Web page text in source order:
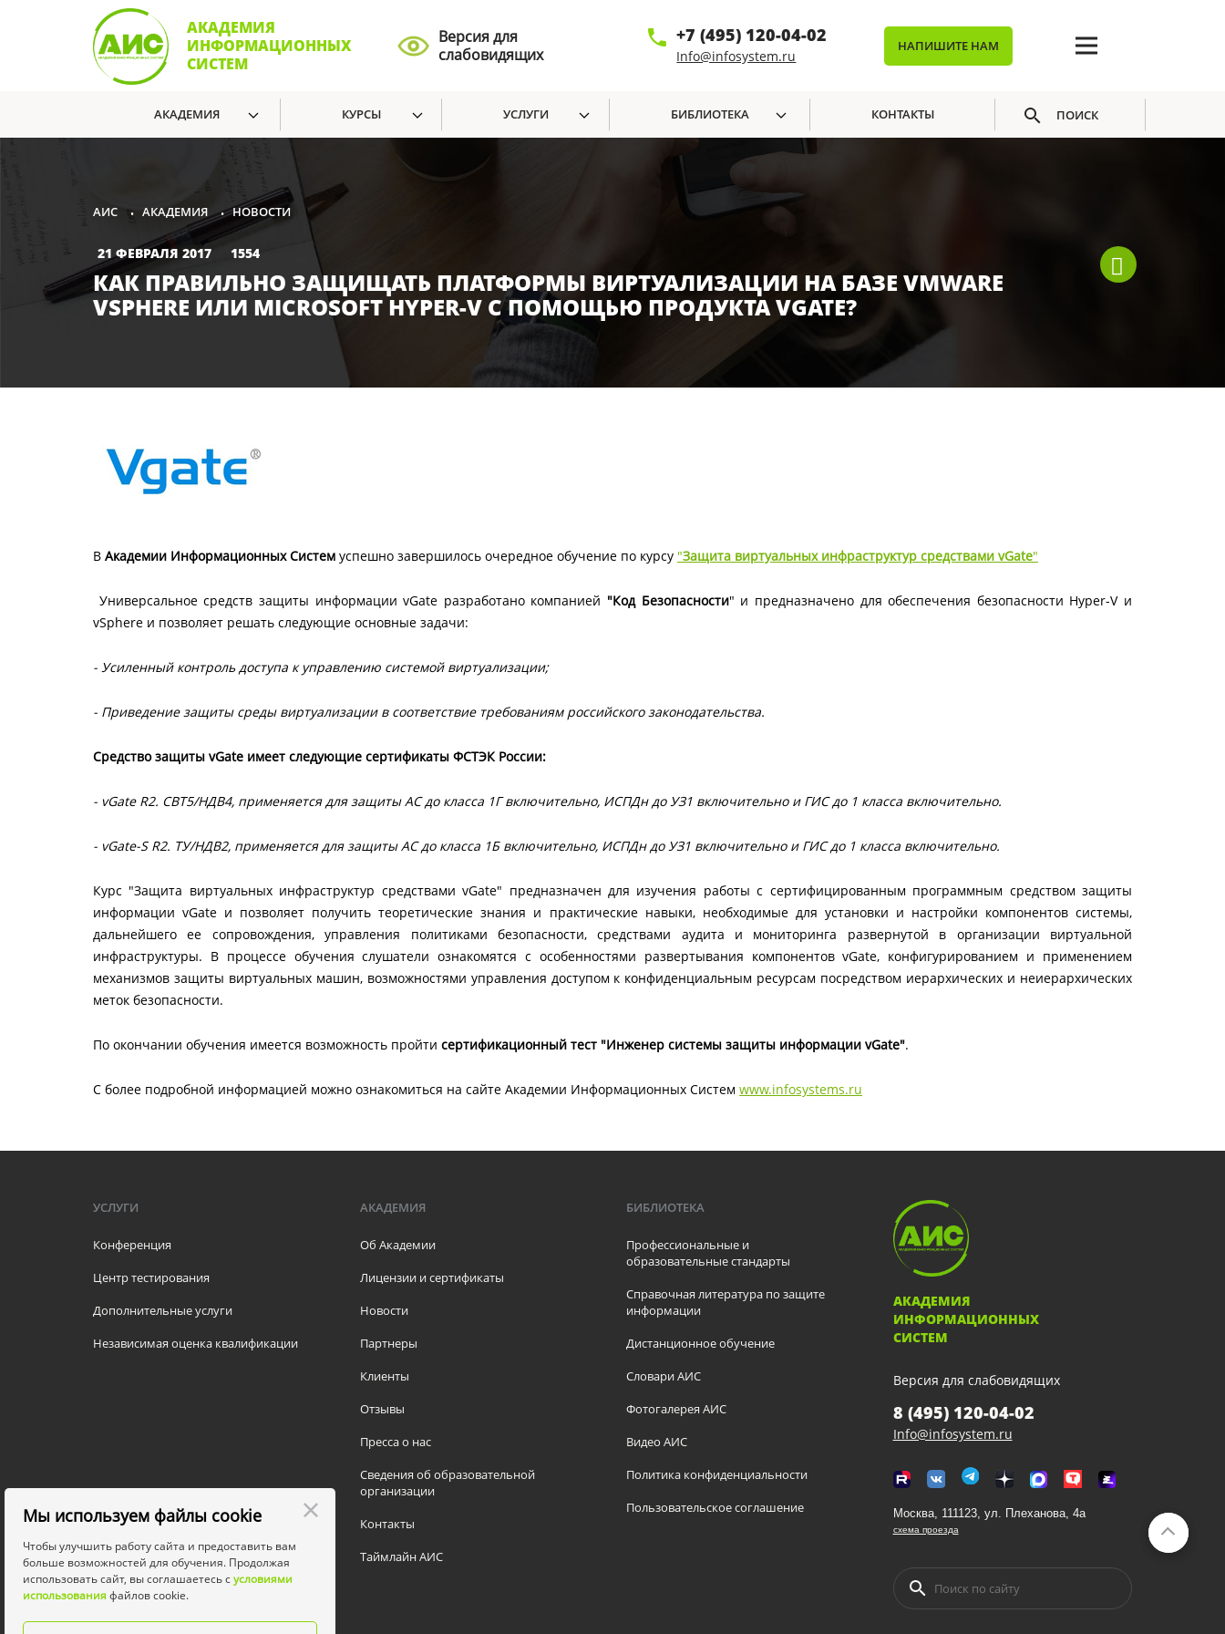
АКАДЕМИЯ
ИНФОРМАЦИОННЫХ
СИСТЕМ
Версия для
слабовидящих
+7 (495) 120-04-02
Info@infosystem.ru
НАПИШИТЕ НАМ
АКАДЕМИЯ КУРСЫ УСЛУГИ БИБЛИОТЕКА КОНТАКТЫ ПОИСК
АИС • АКАДЕМИЯ • НОВОСТИ
21 ФЕВРАЛЯ 2017 1554
КАК ПРАВИЛЬНО ЗАЩИЩАТЬ ПЛАТФОРМЫ ВИРТУАЛИЗАЦИИ НА БАЗЕ VMWARE
VSPHERE ИЛИ MICROSOFT HYPER-V С ПОМОЩЬЮ ПРОДУКТА VGATE?
В Академии Информационных Систем успешно завершилось очередное обучение по курсу "Защита виртуальных инфраструктур средствами vGate"
Универсальное средств защиты информации vGate разработано компанией "Код Безопасности" и предназначено для обеспечения безопасности Hyper-V и
vSphere и позволяет решать следующие основные задачи:
- Усиленный контроль доступа к управлению системой виртуализации;
- Приведение защиты среды виртуализации в соответствие требованиям российского законодательства.
Средство защиты vGate имеет следующие сертификаты ФСТЭК России:
- vGate R2. СВТ5/НДВ4, применяется для защиты АС до класса 1Г включительно, ИСПДн до УЗ1 включительно и ГИС до 1 класса включительно.
- vGate-S R2. ТУ/НДВ2, применяется для защиты АС до класса 1Б включительно, ИСПДн до УЗ1 включительно и ГИС до 1 класса включительно.
Курс "Защита виртуальных инфраструктур средствами vGate" предназначен для изучения работы с сертифицированным программным средством защиты
информации vGate и позволяет получить теоретические знания и практические навыки, необходимые для установки и настройки компонентов системы,
дальнейшего ее сопровождения, управления политиками безопасности, средствами аудита и мониторинга развернутой в организации виртуальной
инфраструктуры. В процессе обучения слушатели ознакомятся с особенностями развертывания компонентов vGate, конфигурированием и применением
механизмов защиты виртуальных машин, возможностями управления доступом к конфиденциальным ресурсам посредством иерархических и неиерархических
меток безопасности.
По окончании обучения имеется возможность пройти сертификационный тест "Инженер системы защиты информации vGate".
С более подробной информацией можно ознакомиться на сайте Академии Информационных Систем www.infosystems.ru
УСЛУГИ
Конференция
Центр тестирования
Дополнительные услуги
Независимая оценка квалификации
АКАДЕМИЯ
Об Академии
Лицензии и сертификаты
Новости
Партнеры
Клиенты
Отзывы
Пресса о нас
Сведения об образовательной
организации
Контакты
Таймлайн АИС
БИБЛИОТЕКА
Профессиональные и
образовательные стандарты
Справочная литература по защите
информации
Дистанционное обучение
Словари АИС
Фотогалерея АИС
Видео АИС
Политика конфиденциальности
Пользовательское соглашение
АКАДЕМИЯ
ИНФОРМАЦИОННЫХ
СИСТЕМ
Версия для слабовидящих
8 (495) 120-04-02
Info@infosystem.ru
Москва, 111123, ул. Плеханова, 4а
схема проезда
Мы используем файлы cookie
Чтобы улучшить работу сайта и предоставить вам
больше возможностей для обучения. Продолжая
использовать сайт, вы соглашаетесь сусловиями
использованияфайлов cookie.